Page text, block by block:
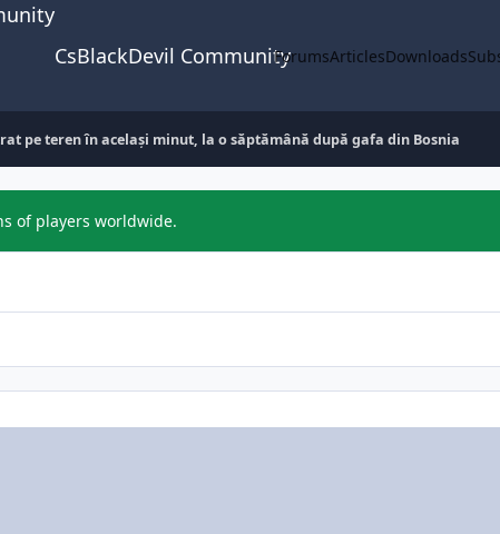
CsBlackDevil CommunityForumsArticlesDownloads
pe teren în același minut, la o săptămână după gafa din Bosnia
of players worldwide.